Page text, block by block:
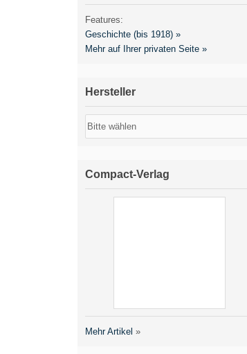
Features:
Geschichte (bis 1918) »
Mehr auf Ihrer privaten Seite »
Hersteller
Compact-Verlag
Mehr Artikel »